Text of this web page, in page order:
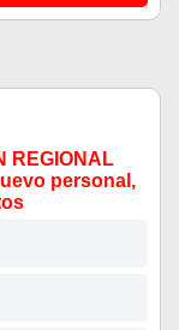
REGIONAL
personal,